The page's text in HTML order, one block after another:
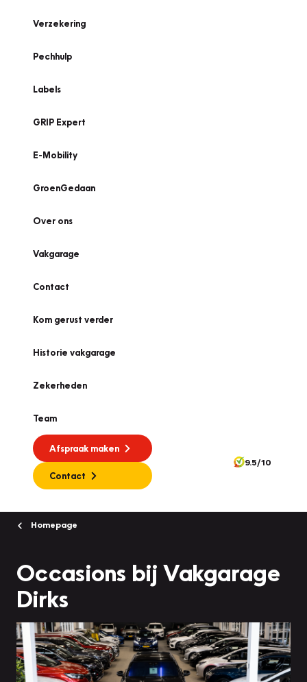
Verzekering
Pechhulp
Labels
GRIP Expert
E-Mobility
GroenGedaan
Over ons
Vakgarage
Contact
Kom gerust verder
Historie vakgarage
Zekerheden
Team
Afspraak maken
Contact
9.5/10
Homepage
Occasions bij Vakgarage
Dirks